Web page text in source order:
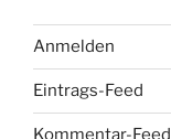
Anmelden
Eintrags-Feed
Kommentar-Feed